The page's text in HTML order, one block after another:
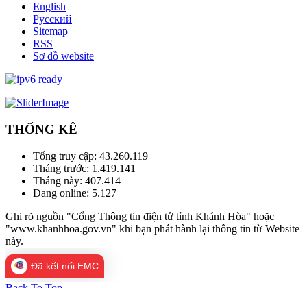
English
Русский
Sitemap
RSS
Sơ đồ website
THỐNG KÊ
Tổng truy cập: 43.260.119
Tháng trước: 1.419.141
Tháng này: 407.414
Đang online: 5.127
Ghi rõ nguồn "Cổng Thông tin điện tử tỉnh Khánh Hòa" hoặc
"www.khanhhoa.gov.vn" khi bạn phát hành lại thông tin từ Website
này.
Đã kết nối EMC